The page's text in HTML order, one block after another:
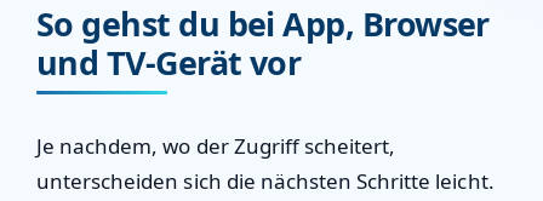
So gehst du bei App, Browser
und TV-Gerät vor
Je nachdem, wo der Zugriff scheitert,
unterscheiden sich die nächsten Schritte leicht.